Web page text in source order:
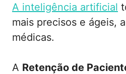
A inteligência artificial
mais precisos e ágeis,
médicas.
A Retenção de